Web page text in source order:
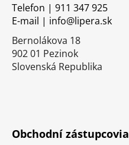
Telefon | 911 347 925
E-mail | info@lipera.sk
Bernolákova 18
902 01 Pezinok
Slovenská Republika
Obchodní zástupcovia